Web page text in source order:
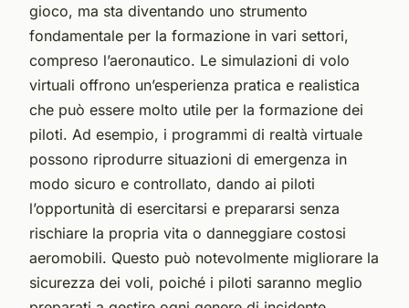
gioco, ma sta diventando uno strumento
fondamentale per la formazione in vari settori,
compreso l’aeronautico. Le simulazioni di volo
virtuali offrono un’esperienza pratica e realistica
che può essere molto utile per la formazione dei
piloti. Ad esempio, i programmi di realtà virtuale
possono riprodurre situazioni di emergenza in
modo sicuro e controllato, dando ai piloti
l’opportunità di esercitarsi e prepararsi senza
rischiare la propria vita o danneggiare costosi
aeromobili. Questo può notevolmente migliorare la
sicurezza dei voli, poiché i piloti saranno meglio